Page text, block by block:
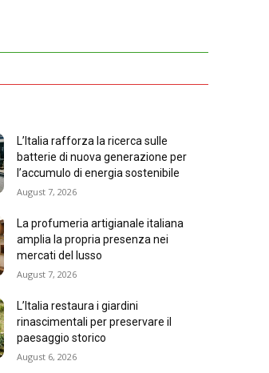
L’Italia rafforza la ricerca sulle
batterie di nuova generazione per
l’accumulo di energia sostenibile
August 7, 2026
La profumeria artigianale italiana
amplia la propria presenza nei
mercati del lusso
August 7, 2026
L’Italia restaura i giardini
rinascimentali per preservare il
paesaggio storico
August 6, 2026